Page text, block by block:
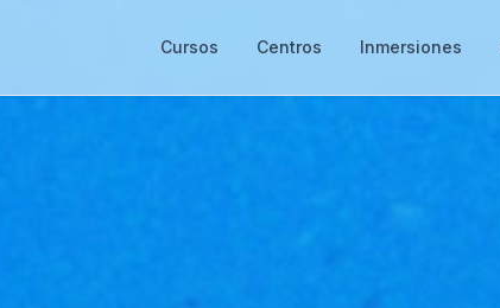
Cursos Centros Inmersiones